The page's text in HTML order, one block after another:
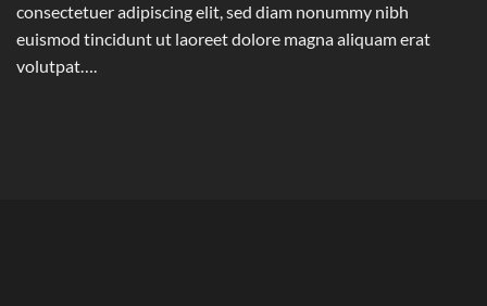
consectetuer adipiscing elit, sed diam nonummy nibh
euismod tincidunt ut laoreet dolore magna aliquam erat
volutpat….